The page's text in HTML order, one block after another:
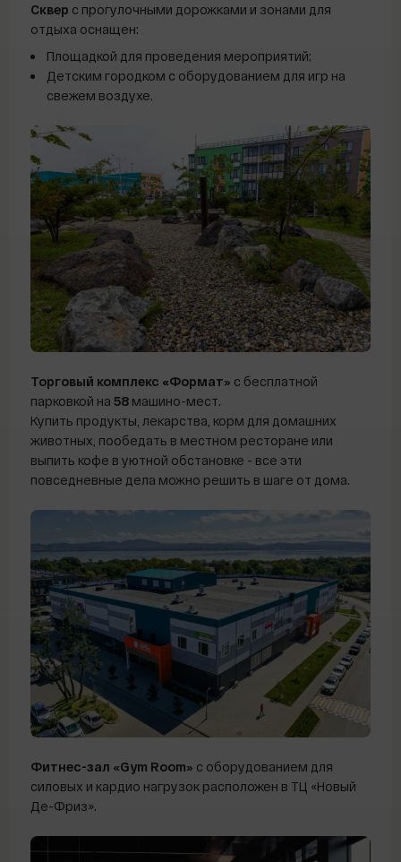
Сквер с прогулочными дорожками и зонами для
отдыха оснащен:
Площадкой для проведения мероприятий;
Детским городком с оборудованием для игр на
свежем воздухе.
Торговый комплекс «Формат» с бесплатной
парковкой на 58 машино-мест.
Купить продукты, лекарства, корм для домашних
животных, пообедать в местном ресторане или
выпить кофе в уютной обстановке - все эти
повседневные дела можно решить в шаге от дома.
Фитнес-зал «Gym Room» с оборудованием для
силовых и кардио нагрузок расположен в ТЦ «Новый
Де-Фриз».